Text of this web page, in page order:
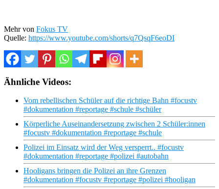
Mehr von Fokus TV
Quelle: https://www.youtube.com/shorts/q7QsqF6eoDI
Ähnliche Videos:
Vom rebellischen Schüler auf die richtige Bahn #focustv
#dokumentation #reportage #schule #schüler
Körperliche Auseinandersetzung zwischen 2 Schüler:innen
#focustv #dokumentation #reportage #schule
Polizei im Einsatz wird der Weg versperrt.. #focustv
#dokumentation #reportage #polizei #autobahn
Hooligans bringen die Polizei an ihre Grenzen
#dokumentation #focustv #reportage #polizei #hooligan